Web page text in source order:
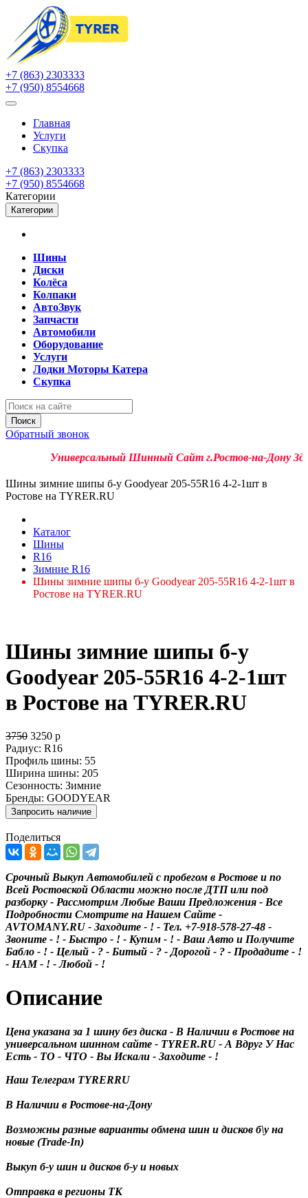
+7 (863) 2303333
+7 (950) 8554668
Главная
Услуги
Скупка
+7 (863) 2303333
+7 (950) 8554668
Категории
Категории
Шины
Диски
Колёса
Колпаки
АвтоЗвук
Запчасти
Автомобили
Оборудование
Услуги
Лодки Моторы Катера
Скупка
Поиск
Обратный звонок
Универсальный Шинный Сайт г.Ростов-на-Дону
Шины зимние шипы б-у Goodyear 205-55R16 4-2-1шт в
Ростове на TYRER.RU
Каталог
Шины
R16
Зимние R16
Шины зимние шипы б-у Goodyear 205-55R16 4-2-1шт в
Ростове на TYRER.RU
Шины зимние шипы б-у
Goodyear 205-55R16 4-2-1шт
в Ростове на TYRER.RU
3750 3250 р
Радиус: R16
Профиль шины: 55
Ширина шины: 205
Сезонность: Зимние
Бренды: GOODYEAR
Поделиться
Срочный Выкуп Автомобилей с пробегом в Ростове и по
Всей Ростовской Области можно после ДТП или под
разборку - Рассмотрим Любые Ваши Предложения - Все
Подробности Смотрите на Нашем Сайте -
AVTOMANY.RU - Заходите - ! - Тел. +7-918-578-27-48 -
Звоните - ! - Быстро - ! - Купим - ! - Ваш Авто и Получите
Бабло - ! - Целый - ? - Битый - ? - Дорогой - ? - Продадите - !
- НАМ - ! - Любой - !
Описание
Цена указана за 1 шину без диска - В Наличии в Ростове на
универсальном шинном сайте - TYRER.RU - А Вдруг У Нас
Есть - ТО - ЧТО - Вы Искали - Заходите - !
Наш Телеграм TYRERRU
В Наличии в Ростове-на-Дону
Возможны разные варианты обмена шин и дисков б\у на
новые (Trade-In)
Выкуп б-у шин и дисков б-у и новых
Отправка в регионы ТК